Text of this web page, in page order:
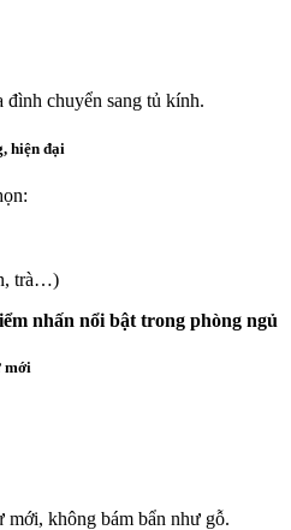
chuyển sang tủ kính.
hiện đại
trà…)
nhấn nổi bật trong phòng ngủ
mới
mới, không bám bẩn như gỗ.